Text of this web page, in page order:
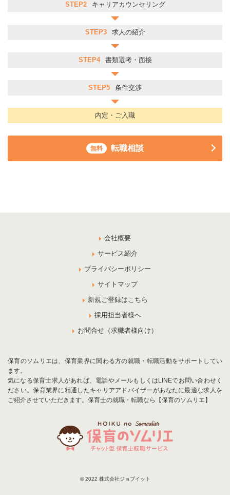
STEP2 キャリアカウンセリング
STEP3 求人の紹介
STEP4 書類選考・面接
STEP5 条件交渉
内定・ご入職
無料 転職相談
会社概要
サービス紹介
プライバシーポリシー
サイトマップ
新規ご登録はこちら
採用担当者様へ
お問合せ（求職者様向け）
保育のソムリエは、保育業界に関わる方の就職・転職活動をサポートしてい
ます。
気になる保育士求人があれば、電話やメールもしくはLINEでお問い合わせく
ださい。保育業界に精通したキャリアアドバイザーがあなたに最適な求人を
ご紹介させていただきます。保育士の就職・転職なら【保育のソムリエ】
© 2022 株式会社ジョブイット